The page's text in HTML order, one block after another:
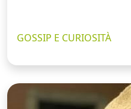
GOSSIP E CURIOSITÀ